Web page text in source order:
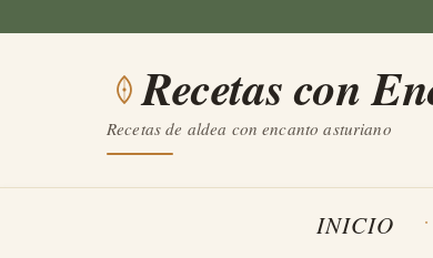
contenido
Recetas con
Recetas de aldea con encanto asturiano
INICIO